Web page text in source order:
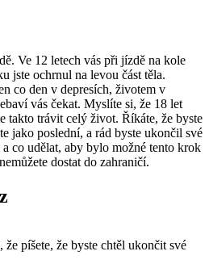
Ve 12 letech vás při jízdě na kole
jste ochrnul na levou část těla.
co den v depresích, životem v
vás čekat. Myslíte si, že 18 let
takto trávit celý život. Říkáte, že byste
jako poslední, a rád byste ukončil své
co udělat, aby bylo možné tento krok
dostat do zahraničí.
píšete, že byste chtěl ukončit své